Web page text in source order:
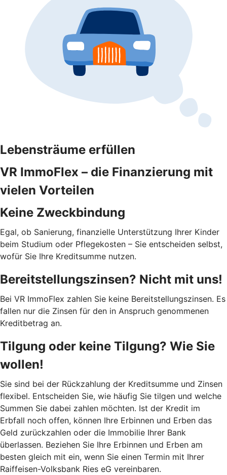
Lebensträume erfüllen
VR ImmoFlex – die Finanzierung mit
vielen Vorteilen
Keine Zweckbindung
Egal, ob Sanierung, finanzielle Unterstützung Ihrer Kinder
beim Studium oder Pflegekosten – Sie entscheiden selbst,
wofür Sie Ihre Kreditsumme nutzen.
Bereitstellungszinsen? Nicht mit uns!
Bei VR ImmoFlex zahlen Sie keine Bereitstellungszinsen. Es
fallen nur die Zinsen für den in Anspruch genommenen
Kreditbetrag an.
Tilgung oder keine Tilgung? Wie Sie
wollen!
Sie sind bei der Rückzahlung der Kreditsumme und Zinsen
flexibel. Entscheiden Sie, wie häufig Sie tilgen und welche
Summen Sie dabei zahlen möchten. Ist der Kredit im
Erbfall noch offen, können Ihre Erbinnen und Erben das
Geld zurückzahlen oder die Immobilie Ihrer Bank
überlassen. Beziehen Sie Ihre Erbinnen und Erben am
besten gleich mit ein, wenn Sie einen Termin mit Ihrer
Raiffeisen-Volksbank Ries eG vereinbaren.